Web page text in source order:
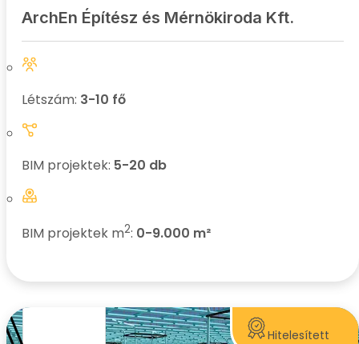
ArchEn Építész és Mérnökiroda Kft.
Létszám: 3-10 fő
BIM projektek: 5-20 db
BIM projektek m2: 0-9.000 m²
Hitelesített